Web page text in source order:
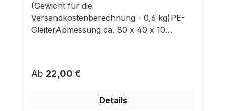
(Gewicht für die
Versandkostenberechnung - 0,6 kg)PE-
GleiterAbmessung ca. 80 x 40 x 10
Regulärer Preis:
Ab 22,00 €
Details